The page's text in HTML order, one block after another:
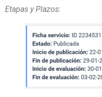
Etapas y Plazos: